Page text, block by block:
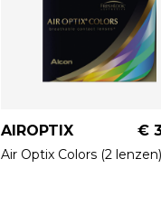
AIROPTIX €
Air Optix Colors (2 lenzen)